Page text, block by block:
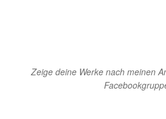
Zeige deine Werke nach meinen